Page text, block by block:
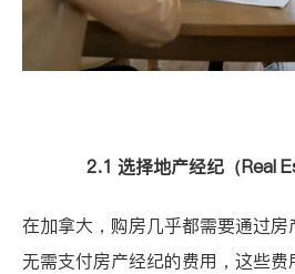
2.1 选择地产经纪（Real
在加拿大，购房几乎都需要通过
无需支付房产经纪的费用，这些